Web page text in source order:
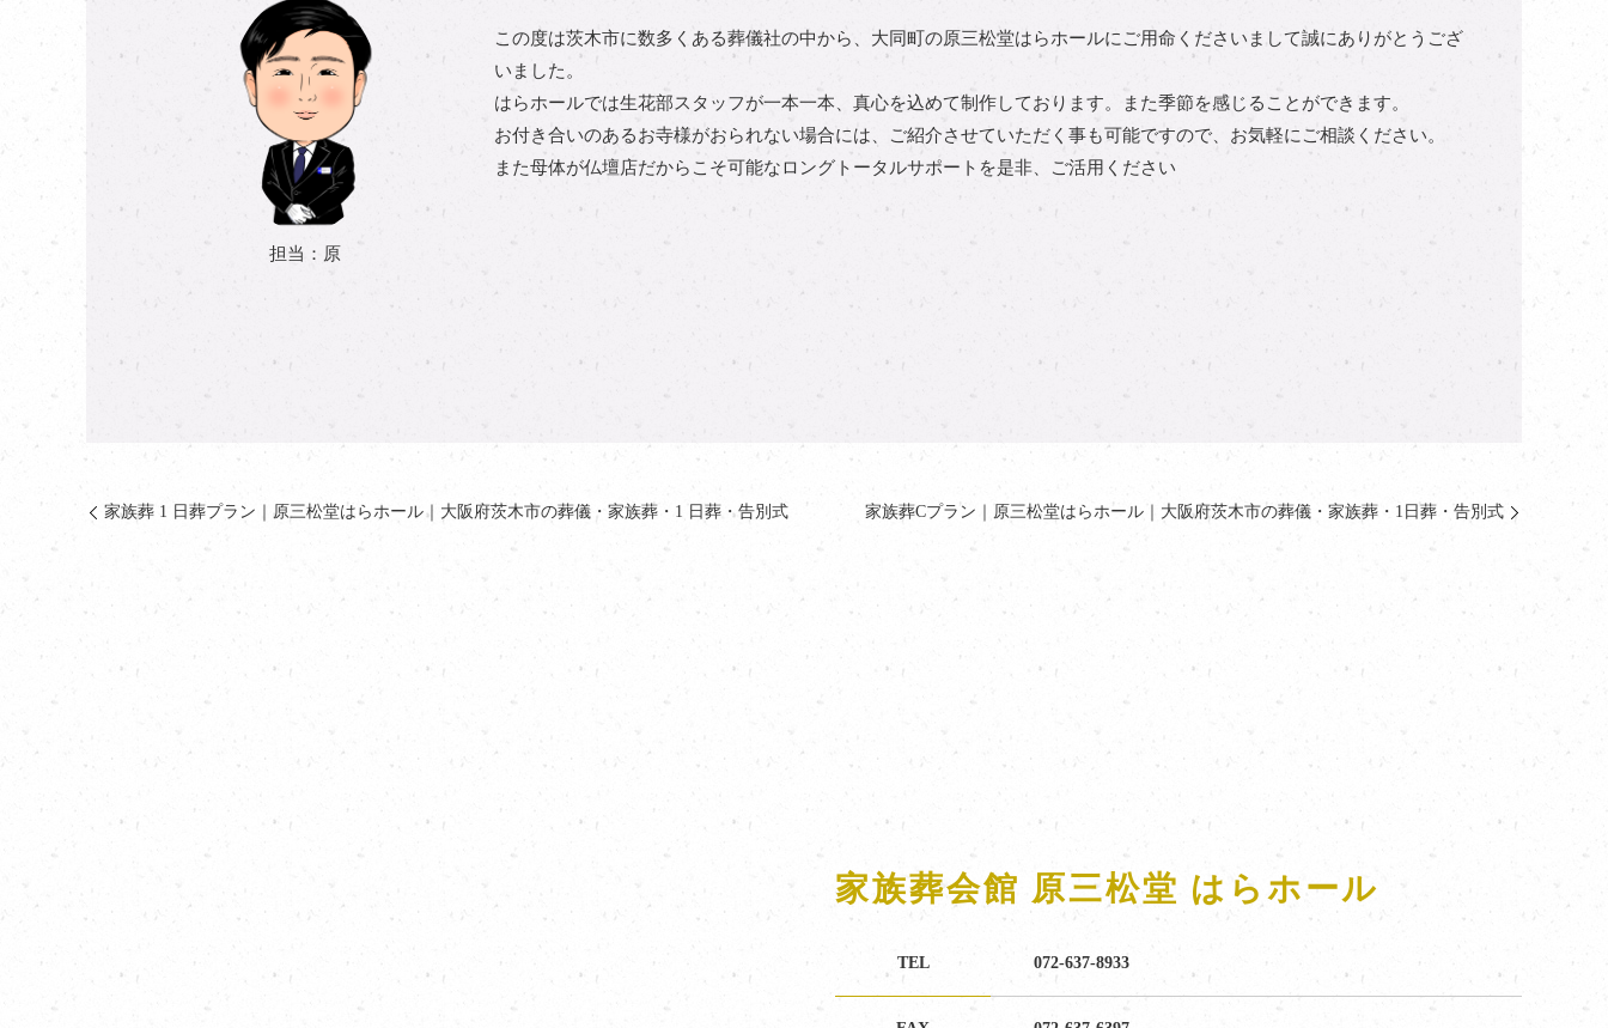
担当：原
この度は茨木市に数多くある葬儀社の中から、大同町の原三松堂はらホールにご用命くださいまして誠にありがとうござ
いました。
はらホールでは生花部スタッフが一本一本、真心を込めて制作しております。また季節を感じることができます。
お付き合いのあるお寺様がおられない場合には、ご紹介させていただく事も可能ですので、お気軽にご相談ください。
また母体が仏壇店だからこそ可能なロングトータルサポートを是非、ご活用ください
家族葬 1 日葬プラン｜原三松堂はらホール｜大阪府茨木市の葬儀・家族葬・1 日葬・告別式 家族葬Cプラン｜原三松堂はらホール｜大阪府茨木市の葬儀・家族葬・1日葬・告別式
家族葬会館 原三松堂 はらホール
TEL 072-637-8933